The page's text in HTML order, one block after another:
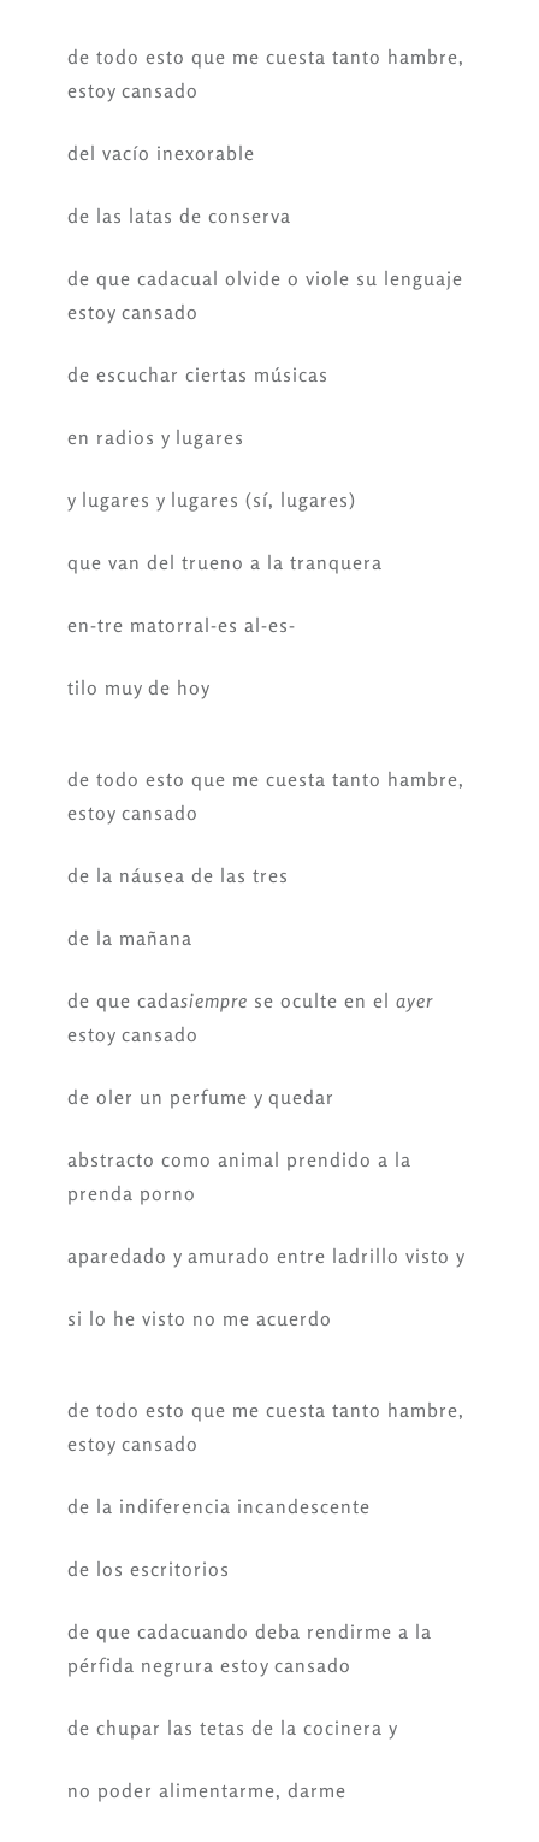
de todo esto que me cuesta tanto hambre,
estoy cansado
del vacío inexorable
de las latas de conserva
de que cadacual olvide o viole su lenguaje
estoy cansado
de escuchar ciertas músicas
en radios y lugares
y lugares y lugares (sí, lugares)
que van del trueno a la tranquera
en-tre matorral-es al-es-
tilo muy de hoy
de todo esto que me cuesta tanto hambre,
estoy cansado
de la náusea de las tres
de la mañana
de que cadasiempre se oculte en el ayer
estoy cansado
de oler un perfume y quedar
abstracto como animal prendido a la
prenda porno
aparedado y amurado entre ladrillo visto y
si lo he visto no me acuerdo
de todo esto que me cuesta tanto hambre,
estoy cansado
de la indiferencia incandescente
de los escritorios
de que cadacuando deba rendirme a la
pérfida negrura estoy cansado
de chupar las tetas de la cocinera y
no poder alimentarme, darme